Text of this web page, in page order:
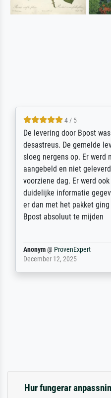
5 / 5
Sehr gute Qualität des
und des Rahmens! Unser
sehr sorgfältig und sicher
dass es unbeschadet bei
wird nicht unser letzter
sein. Vielen Dank!
Reinhold,@ProvenExpert
April 22, 2026
Hur fungerar